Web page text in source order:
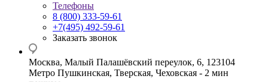
Телефоны
8 (800) 333-59-61
+7(495) 492-59-61
Заказать звонок
Москва, Малый Палашёвский переулок, 6, 123104
Метро Пушкинская, Тверская, Чеховская - 2 мин